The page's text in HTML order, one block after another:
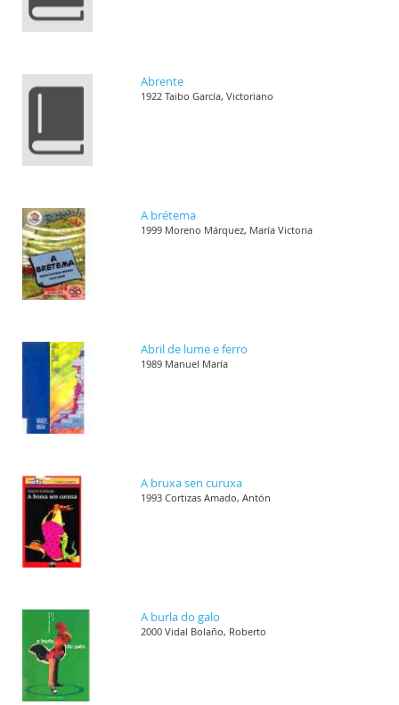
Abrente
1922 Taibo García, Victoriano
A brétema
1999 Moreno Márquez, María Victoria
Abril de lume e ferro
1989 Manuel María
A bruxa sen curuxa
1993 Cortizas Amado, Antón
A burla do galo
2000 Vidal Bolaño, Roberto